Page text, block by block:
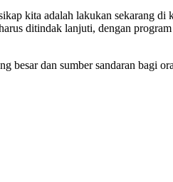
kita adalah lakukan sekarang
ditindak lanjuti, dengan
besar dan sumber sandaran bagi